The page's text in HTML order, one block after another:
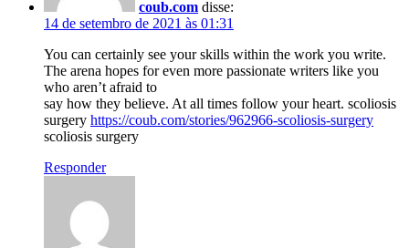
coub.com disse:
14 de setembro de 2021 às 01:31
You can certainly see your skills within the work you write.
The arena hopes for even more passionate writers like you
who aren’t afraid to
say how they believe. At all times follow your heart. scoliosis
surgery https://coub.com/stories/962966-scoliosis-surgery
scoliosis surgery
Responder